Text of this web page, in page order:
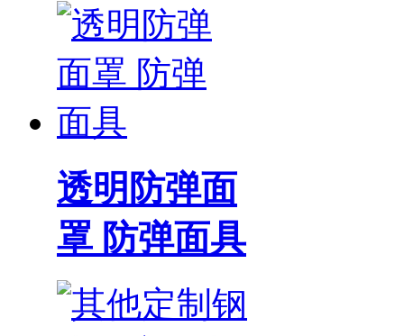
透明防弹面
罩 防弹面具